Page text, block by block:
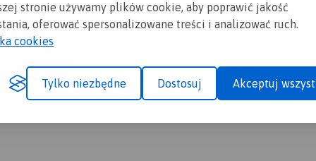
stronie używamy plików cookie, aby poprawić jakość
oferować spersonalizowane treści i analizować ruch.
cookies
Tylko niezbędne Dostosuj Akceptuj